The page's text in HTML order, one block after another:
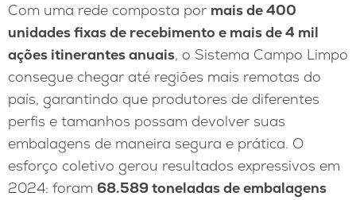
Com uma rede composta por mais de 400
unidades fixas de recebimento e mais de 4 mil
ações itinerantes anuais, o Sistema Campo Limpo
consegue chegar até regiões mais remotas do
país, garantindo que produtores de diferentes
perfis e tamanhos possam devolver suas
embalagens de maneira segura e prática. O
esforço coletivo gerou resultados expressivos em
2024: foram 68.589 toneladas de embalagens